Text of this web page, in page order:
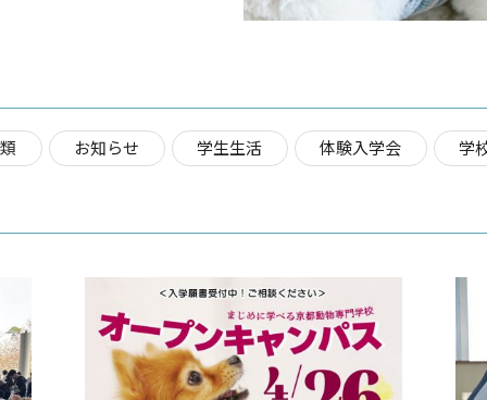
お知らせ 学生生活 体験入学会 学